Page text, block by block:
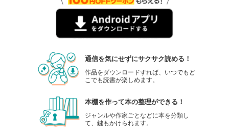
通信を気にせずにサクサク読める！
作品をダウンロードすれば、いつでもど
こでも読書が楽しめます。
本棚を作って本の整理ができる！
ジャンルや作家ごとなどに本を分類し
て、鍵もかけられます。